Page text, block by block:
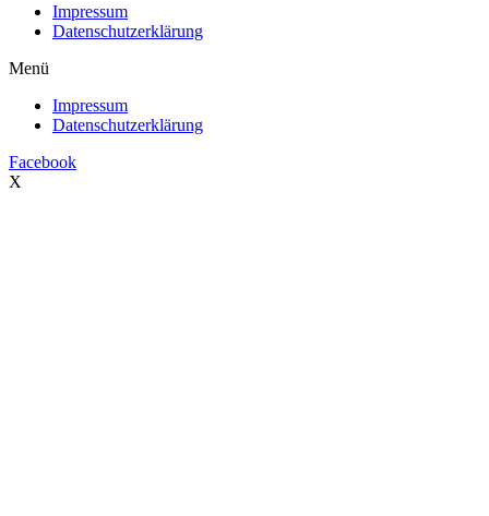
Impressum
Datenschutzerklärung
Menü
Impressum
Datenschutzerklärung
Facebook
X